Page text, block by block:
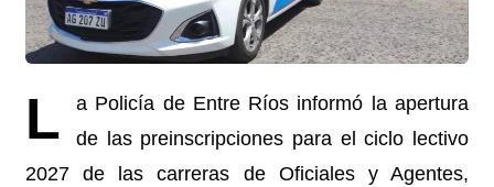
L
a Policía de Entre Ríos informó la apertura
de las preinscripciones para el ciclo lectivo
2027 de las carreras de Oficiales y Agentes,